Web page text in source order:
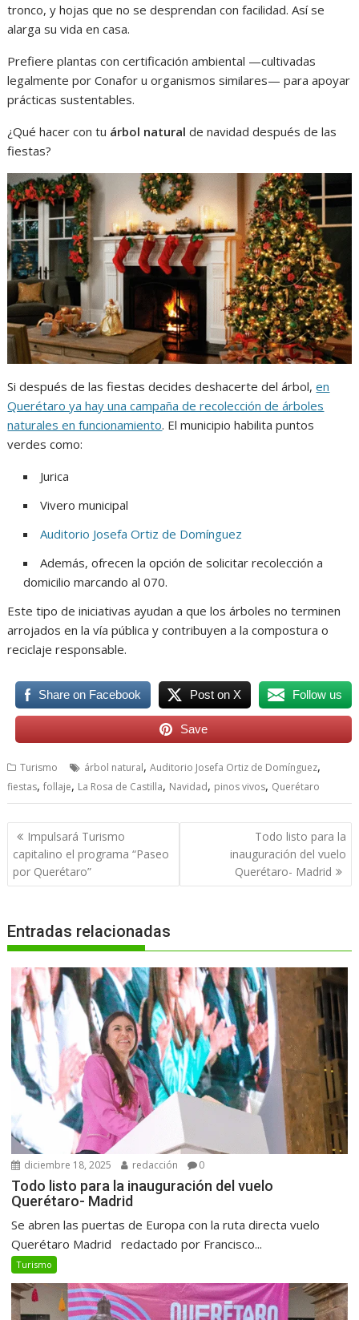
tronco, y hojas que no se desprendan con facilidad. Así se
alarga su vida en casa.
Prefiere plantas con certificación ambiental —cultivadas
legalmente por Conafor u organismos similares— para apoyar
prácticas sustentables.
¿Qué hacer con tu árbol natural de navidad después de las
fiestas?
Si después de las fiestas decides deshacerte del árbol,en
Querétaro ya hay una campaña de recolección de árboles
naturales en funcionamiento. El municipio habilita puntos
verdes como:
Jurica
Vivero municipal
Auditorio Josefa Ortiz de Domínguez
Además, ofrecen la opción de solicitar recolección a
domicilio marcando al 070.
Este tipo de iniciativas ayudan a que los árboles no terminen
arrojados en la vía pública y contribuyen a la compostura o
reciclaje responsable.
Share on Facebook Post on X Follow us
Save
Turismo árbol natural,Auditorio Josefa Ortiz de Domínguez,
fiestas,follaje, La Rosa de Castilla, Navidad, pinos vivos, Querétaro
Navegación
de
entradas
Impulsará Turismo
capitalino el programa “Paseo
por Querétaro”
Todo listo para la
inauguración del vuelo
Querétaro- Madrid
Entradas relacionadas
diciembre 18, 2025 redacción 0
Todo listo para la inauguración del vuelo
Querétaro- Madrid
Se abren las puertas de Europa con la ruta directa vuelo
Querétaro Madrid redactado por Francisco...
Turismo